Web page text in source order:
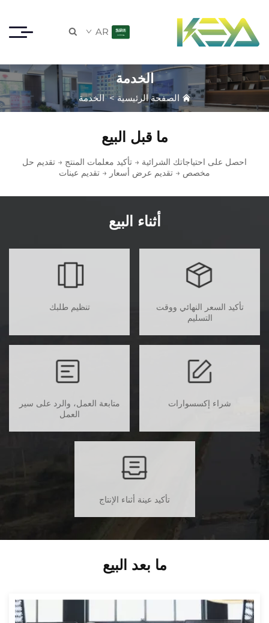
AR

الخدمة
الصفحة الرئيسية>الخدمة
ما قبل البيع
احصل على احتياجاتك الشرائية → تأكيد معلمات المنتج → تقديم حل
مخصص → تقديم عرض أسعار → تقديم عينات
أثناء البيع
تأكيد السعر النهائي ووقت
التسليم
تنظيم طلبك
شراء إكسسوارات
متابعة العمل، والرد على سير
العمل
تأكيد عينة أثناء الإنتاج
ما بعد البيع